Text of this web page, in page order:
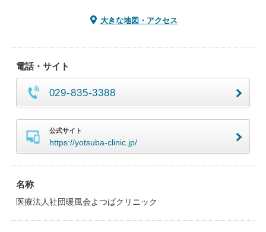
大きな地図・アクセス
電話・サイト
029-835-3388
公式サイト
https://yotsuba-clinic.jp/
名称
医療法人社団暖風会よつばクリニック